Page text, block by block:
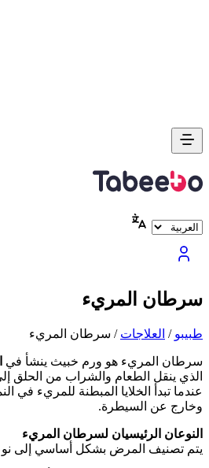
سرطان المريء
طبیبو / العلاجات / سرطان المريء
سرطان المريء هو ورم خبيث ينشأ في
الذي ينقل الطعام والشراب من الحلق
عندما تبدأ الخلايا المبطنة للمريء في
وخارج عن السيطرة.
النوعان الرئيسيان لسرطان المريء
يتم تصنيف المرض بشكل أساسي إلى